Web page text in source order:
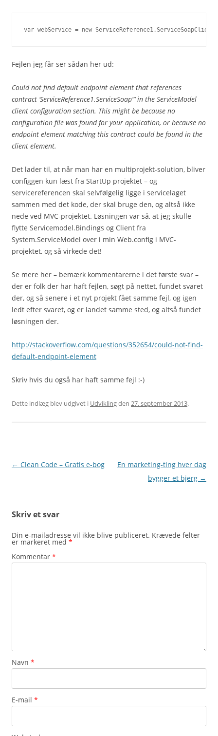
var webService = new
Fejlen jeg får ser sådan her ud:
Could not find default endpoint element that references
contract ‘ServiceReference1.ServiceSoap”‘ in the ServiceModel
client configuration section. This might be because no
configuration file was found for your application, or because no
endpoint element matching this contract could be found in the
client element.
Det lader til, at når man har en multiprojekt-solution, bliver
configgen kun læst fra StartUp projektet – og
servicereferencen skal selvfølgelig ligge i servicelaget
sammen med det kode, der skal bruge den, og altså ikke
nede ved MVC-projektet. Løsningen var så, at jeg skulle
flytte Servicemodel.Bindings og Client fra
System.ServiceModel over i min Web.config i MVC-
projektet, og så virkede det!
Se mere her – bemærk kommentarerne i det første svar –
der er folk der har haft fejlen, søgt på nettet, fundet svaret
der, og så senere i et nyt projekt fået samme fejl, og igen
ledt efter svaret, og er landet samme sted, og altså fundet
løsningen der.
http://stackoverflow.com/questions/352654/could-not-find-
default-endpoint-element
Skriv hvis du også har haft samme fejl :-)
Dette indlæg blev udgivet i Udviklingden 27. september 2013.
Indlægsnavigation
← Clean Code – Gratis e-bog
En marketing-ting hver dag
bygger et bjerg →
Skriv et svar
Din e-mailadresse vil ikke blive publiceret. Krævede felter
er markeret med *
Kommentar *
Navn *
E-mail *